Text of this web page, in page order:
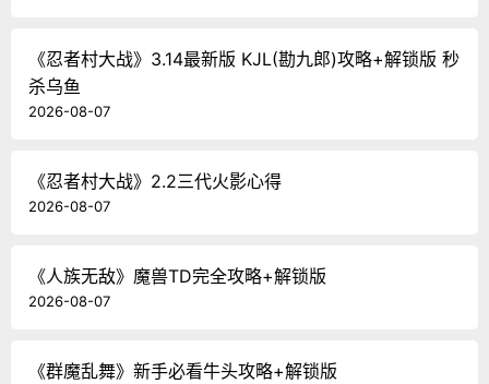
《忍者村大战》3.14最新版 KJL(勘九郎)攻略+解锁版 秒
杀乌鱼
2026-08-07
《忍者村大战》2.2三代火影心得
2026-08-07
《人族无敌》魔兽TD完全攻略+解锁版
2026-08-07
《群魔乱舞》新手必看牛头攻略+解锁版